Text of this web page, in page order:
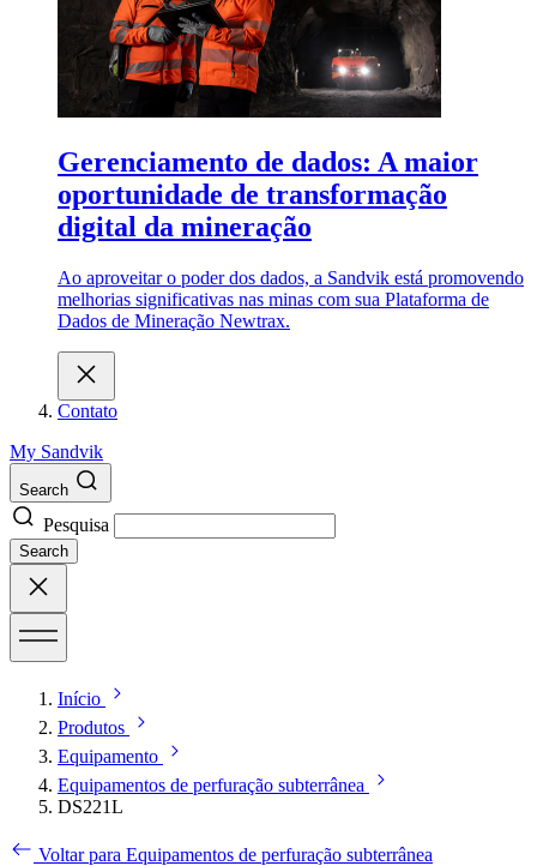
Gerenciamento de dados: A maior
oportunidade de transformação
digital da mineração
Ao aproveitar o poder dos dados, a Sandvik está promovendo
melhorias significativas nas minas com sua Plataforma de
Dados de Mineração Newtrax.
Contato
My Sandvik
Search
Pesquisa
Search
Início
Produtos
Equipamento
Equipamentos de perfuração subterrânea
DS221L
Voltar para Equipamentos de perfuração subterrânea